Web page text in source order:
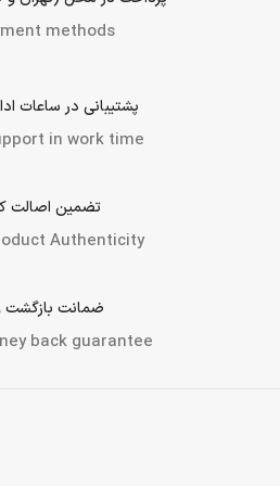
methods
پشتیبانی در ساعات
in work time
تضمین اصالت
Authenticity
ضمانت بازگشت
back guarantee